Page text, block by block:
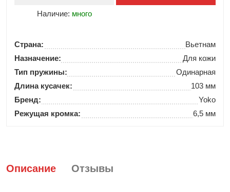
Наличие: много
Страна:
Вьетнам
Назначение:
Для кожи
Тип пружины:
Одинарная
Длина кусачек:
103 мм
Бренд:
Yoko
Режущая кромка:
6,5 мм
Описание Отзывы